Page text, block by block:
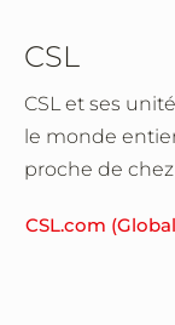
CSL
CSL et ses
le monde
proche de
CSL.com